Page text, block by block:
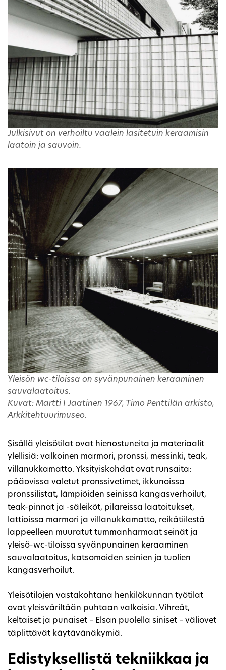
Julkisivut on verhoiltu vaalein lasitetuin keraamisin
laatoin ja sauvoin.
Yleisön wc-tiloissa on syvänpunainen keraaminen
sauvalaatoitus.
Kuvat: Martti I Jaatinen 1967, Timo Penttilän arkisto,
Arkkitehtuurimuseo.
Sisällä yleisötilat ovat hienostuneita ja materiaalit
ylellisiä: valkoinen marmori, pronssi, messinki, teak,
villanukkamatto. Yksityiskohdat ovat runsaita:
pääovissa valetut pronssivetimet, ikkunoissa
pronssilistat, lämpiöiden seinissä kangasverhoilut,
teak-pinnat ja -säleiköt, pilareissa laatoitukset,
lattioissa marmori ja villanukkamatto, reikätiilestä
lappeelleen muuratut tummanharmaat seinät ja
yleisö-wc-tiloissa syvänpunainen keraaminen
sauvalaatoitus, katsomoiden seinien ja tuolien
kangasverhoilut.
Yleisötilojen vastakohtana henkilökunnan työtilat
ovat yleisväriltään puhtaan valkoisia. Vihreät,
keltaiset ja punaiset – Elsan puolella siniset – väliovet
täplittävät käytävänäkymiä.
Edistyksellistä tekniikkaa ja